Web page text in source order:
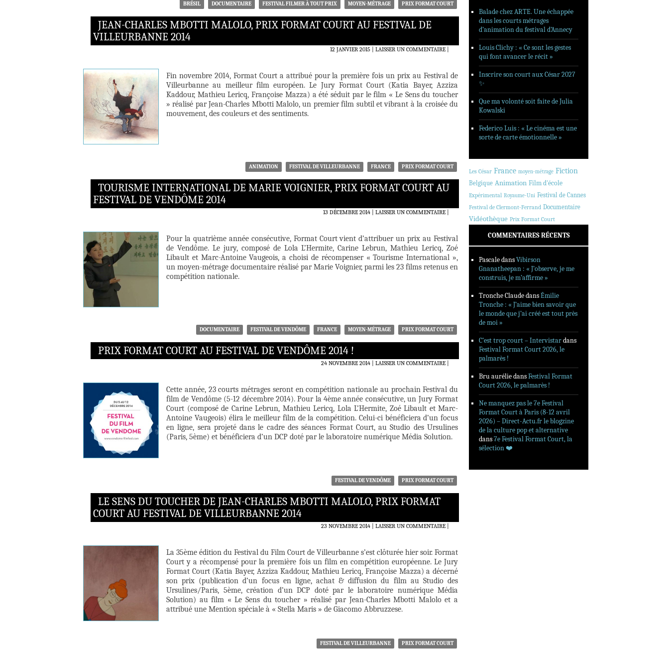
BRÉSIL DOCUMENTAIRE FESTIVAL FILMER À TOUT PRIX MOYEN-MÉTRAGE PRIX FORMAT COURT
JEAN-CHARLES MBOTTI MALOLO, PRIX FORMAT COURT AU FESTIVAL DE
VILLEURBANNE 2014
12 JANVIER 2015 LAISSER UN COMMENTAIRE|
Fin novembre 2014, Format Court a attribué pour la première fois un prix au Festival de
Villeurbanne au meilleur film européen. Le Jury Format Court (Katia Bayer, Azziza
Kaddour, Mathieu Lericq, Françoise Mazza) a été séduit par le film « Le Sens du toucher
» réalisé par Jean-Charles Mbotti Malolo, un premier film subtil et vibrant à la croisée du
mouvement, des couleurs et des sentiments.
ANIMATION FESTIVAL DE VILLEURBANNE FRANCE PRIX FORMAT COURT
TOURISME INTERNATIONAL DE MARIE VOIGNIER, PRIX FORMAT COURT AU
FESTIVAL DE VENDÔME 2014
13 DÉCEMBRE 2014 LAISSER UN COMMENTAIRE|
Pour la quatrième année consécutive, Format Court vient d’attribuer un prix au Festival
de Vendôme. Le jury, composé de Lola L’Hermite, Carine Lebrun, Mathieu Lericq, Zoé
Libault et Marc-Antoine Vaugeois, a choisi de récompenser « Tourisme International »,
un moyen-métrage documentaire réalisé par Marie Voignier, parmi les 23 films retenus en
compétition nationale.
DOCUMENTAIRE FESTIVAL DE VENDÔME FRANCE MOYEN-MÉTRAGE PRIX FORMAT COURT
PRIX FORMAT COURT AU FESTIVAL DE VENDÔME 2014 !
24 NOVEMBRE 2014 LAISSER UN COMMENTAIRE|
Cette année, 23 courts métrages seront en compétition nationale au prochain Festival du
film de Vendôme (5-12 décembre 2014). Pour la 4ème année consécutive, un Jury Format
Court (composé de Carine Lebrun, Mathieu Lericq, Lola L’Hermite, Zoé Libault et Marc-
Antoine Vaugeois) élira le meilleur film de la compétition. Celui-ci bénéficiera d’un focus
en ligne, sera projeté dans le cadre des séances Format Court, au Studio des Ursulines
(Paris, 5ème) et bénéficiera d’un DCP doté par le laboratoire numérique Média Solution.
FESTIVAL DE VENDÔME PRIX FORMAT COURT
LE SENS DU TOUCHER DE JEAN-CHARLES MBOTTI MALOLO, PRIX FORMAT
COURT AU FESTIVAL DE VILLEURBANNE 2014
23 NOVEMBRE 2014 LAISSER UN COMMENTAIRE|
La 35ème édition du Festival du Film Court de Villeurbanne s’est clôturée hier soir. Format
Court y a récompensé pour la première fois un film en compétition européenne. Le Jury
Format Court (Katia Bayer, Azziza Kaddour, Mathieu Lericq, Françoise Mazza) a décerné
son prix (publication d’un focus en ligne, achat & diffusion du film au Studio des
Ursulines/Paris, 5ème, création d’un DCP doté par le laboratoire numérique Média
Solution) au film « Le Sens du toucher » réalisé par Jean-Charles Mbotti Malolo et a
attribué une Mention spéciale à « Stella Maris » de Giacomo Abbruzzese.
FESTIVAL DE VILLEURBANNE PRIX FORMAT COURT
Balade chez ARTE. Une échappée
dans les courts métrages
d’animation du festival d’Annecy
Louis Clichy : « Ce sont les gestes
qui font avancer le récit »
Inscrire son court aux César 2027
✨
Que ma volonté soit faite de Julia
Kowalski
Federico Luis : « Le cinéma est une
sorte de carte émotionnelle »
Les César France moyen-métrage Fiction
Belgique Animation Film d'école
Expérimental Royaume-Uni Festival de Cannes
Festival de Clermont-Ferrand Documentaire
Vidéothèque Prix Format Court
COMMENTAIRES RÉCENTS
PascaledansVibirson
Gnanatheepan : « J’observe, je me
construis, je m’affirme »
Tronche ClaudedansÉmilie
Tronche : « J’aime bien savoir que
le monde que j’ai créé est tout près
de moi »
C’est trop court – Intervistardans
Festival Format Court 2026, le
palmarès !
Bru auréliedansFestival Format
Court 2026, le palmarès !
Ne manquez pas le 7e Festival
Format Court à Paris (8-12 avril
2026) – Direct-Actu.fr le blogzine
de la culture pop et alternative
dans7e Festival Format Court, la
sélection ❤️‍